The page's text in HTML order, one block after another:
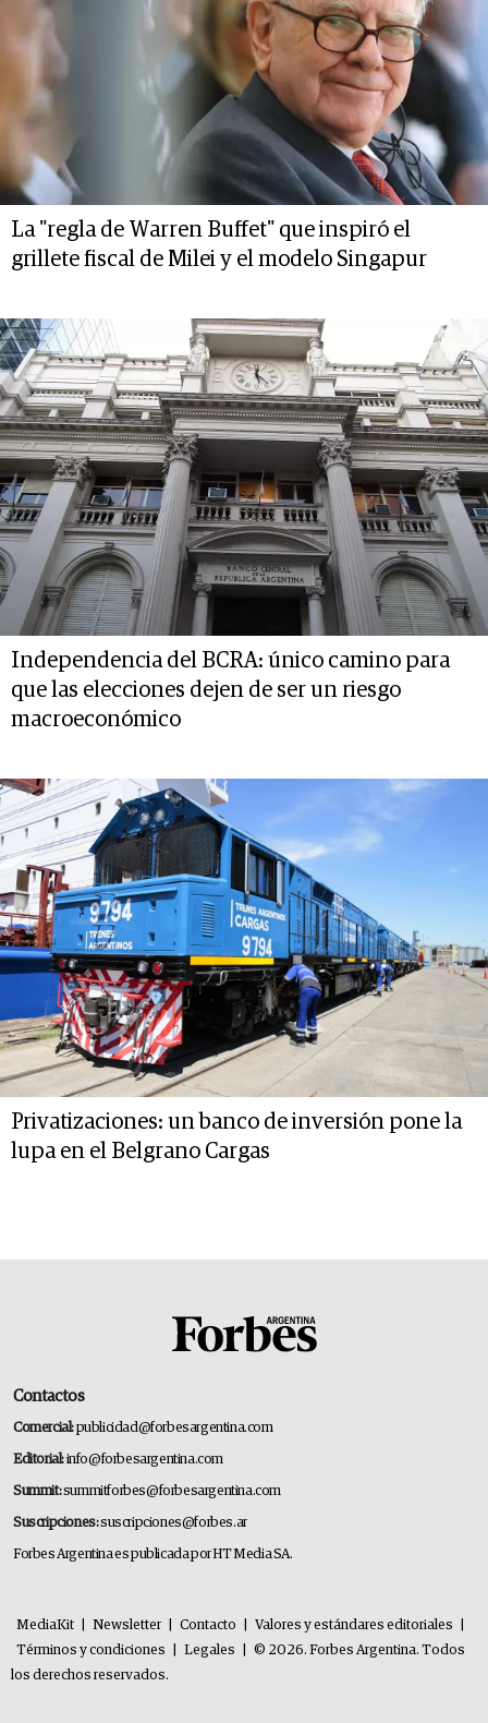
La "regla de Warren Buffet" que inspiró el
grillete fiscal de Milei y el modelo Singapur
Independencia del BCRA: único camino para
que las elecciones dejen de ser un riesgo
macroeconómico
Privatizaciones: un banco de inversión pone la
lupa en el Belgrano Cargas
Contactos
Comercial:publicidad@forbesargentina.com
Editorial:info@forbesargentina.com
Summit:summitforbes@forbesargentina.com
Suscripciones:suscripciones@forbes.ar
Forbes Argentina es publicada por HT Media SA.
MediaKit Newsletter Contacto Valores y estándares editoriales
Términos y condiciones
Legales
© 2026. Forbes Argentina. Todos
los derechos reservados.